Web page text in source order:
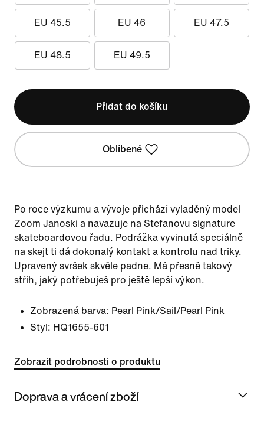
EU 45.5 EU 46 EU 47.5
EU 48.5 EU 49.5
Přidat do košíku
Oblíbené
Po roce výzkumu a vývoje přichází vyladěný model
Zoom Janoski a navazuje na Stefanovu signature
skateboardovou řadu. Podrážka vyvinutá speciálně
na skejt ti dá dokonalý kontakt a kontrolu nad triky.
Upravený svršek skvěle padne. Má přesně takový
střih, jaký potřebuješ pro ještě lepší výkon.
Zobrazená barva: Pearl Pink/Sail/Pearl Pink
Styl: HQ1655-601
Zobrazit podrobnosti o produktu
Doprava a vrácení zboží